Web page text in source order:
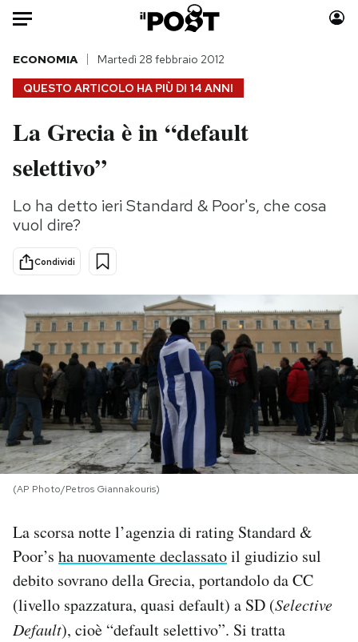
Auto
HOME
Italia
Politica
Tecnologia
Internet
Scienza
Cultura
Economia
Sport
Moda
Storie/Idee
Altrecose
Mondiali calcio 2026
PODCAST
NEWSLETTER
I MIEI PREFERITI
SHOP
CALENDARIO
QUESTO ARTICOLO HA PIÙ DI 14 ANNI
ECONOMIA Martedì 28 febbraio 2012
La Grecia è in “default
selettivo”
Lo ha detto ieri Standard & Poor's, che cosa
vuol dire?
Condividi
(AP Photo/Petros Giannakouris)
La scorsa notte l’agenzia di rating Standard &
Poor’s ha nuovamente declassatoil giudizio sul
debito sovrano della Grecia, portandolo da CC
(livello spazzatura, quasi default) a SD (Selective
Default), cioè “default selettivo”. Si tratta